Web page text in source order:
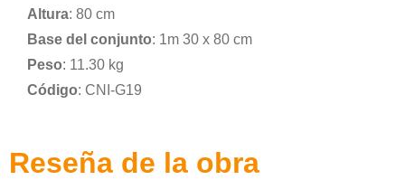
Altura: 80 cm
Base del conjunto: 1m 30 x 80 cm
Peso: 11.30 kg
Código: CNI-G19
Reseña de la obra